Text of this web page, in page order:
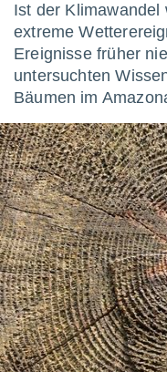
von
sind.
diese
die
auf
basiert,
uns,
zu
Ihnen
AKZEPTIEREN
UND
FORTFAHREN
Ist der
extreme
Ereignisse früher
untersuchten
Bäumen im